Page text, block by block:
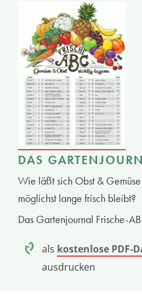
DAS
Wie läßt sich Obst &
möglichst lange frisch bleibt?
Das Gartenjournal Frische-
als kostenlose PDF-
ausdrucken